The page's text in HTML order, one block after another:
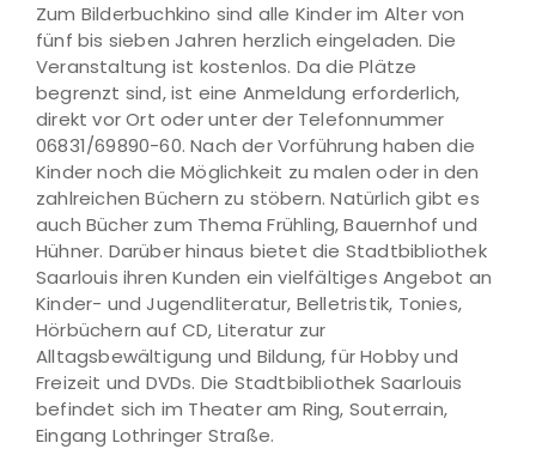
Zum Bilderbuchkino sind alle Kinder im Alter von
fünf bis sieben Jahren herzlich eingeladen. Die
Veranstaltung ist kostenlos. Da die Plätze
begrenzt sind, ist eine Anmeldung erforderlich,
direkt vor Ort oder unter der Telefonnummer
06831/69890-60. Nach der Vorführung haben die
Kinder noch die Möglichkeit zu malen oder in den
zahlreichen Büchern zu stöbern. Natürlich gibt es
auch Bücher zum Thema Frühling, Bauernhof und
Hühner. Darüber hinaus bietet die Stadtbibliothek
Saarlouis ihren Kunden ein vielfältiges Angebot an
Kinder- und Jugendliteratur, Belletristik, Tonies,
Hörbüchern auf CD, Literatur zur
Alltagsbewältigung und Bildung, für Hobby und
Freizeit und DVDs. Die Stadtbibliothek Saarlouis
befindet sich im Theater am Ring, Souterrain,
Eingang Lothringer Straße.